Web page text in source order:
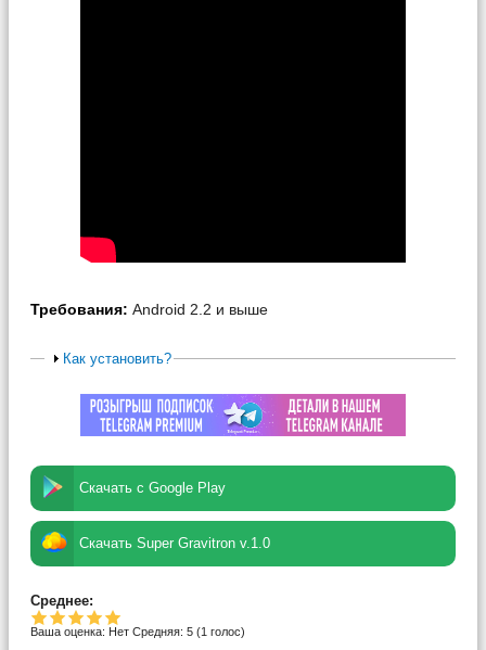
Требования: Android 2.2 и выше
Как установить?
Скачать с Google Play
Скачать Super Gravitron v.1.0
Среднее:
Ваша оценка: Нет Средняя: 5 (1 голос)